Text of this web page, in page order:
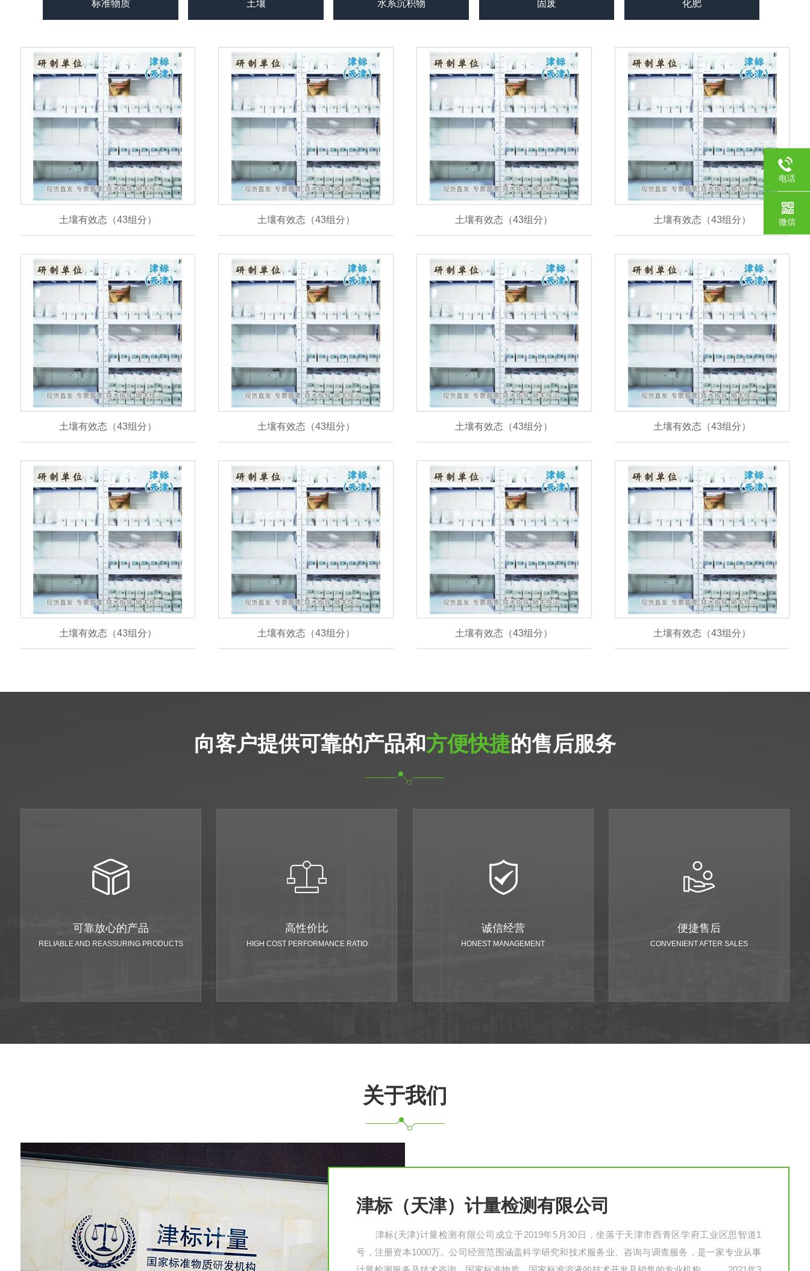
标准物质 土壤 水系沉积物 固废 化肥
土壤有效态（43组分） 土壤有效态（43组分） 土壤有效态（43组分） 土壤有效态（43组分）
土壤有效态（43组分） 土壤有效态（43组分） 土壤有效态（43组分） 土壤有效态（43组分）
土壤有效态（43组分） 土壤有效态（43组分） 土壤有效态（43组分） 土壤有效态（43组分）
向客户提供可靠的产品和方便快捷的售后服务
可靠放心的产品
RELIABLE AND REASSURING PRODUCTS
高性价比
HIGH COST PERFORMANCE RATIO
诚信经营
HONEST MANAGEMENT
便捷售后
CONVENIENT AFTER SALES
关于我们
津标（天津）计量检测有限公司
津标(天津)计量检测有限公司成立于2019年5月30日，坐落于天津市西青区学府工业区思智道1
号，注册资本1000万。公司经营范围涵盖科学研究和技术服务业、咨询与调查服务，是一家专业从事
电话
微信